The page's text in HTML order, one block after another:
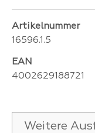
Artikelnummer
16596.1.5
EAN
4002629188721
Weitere